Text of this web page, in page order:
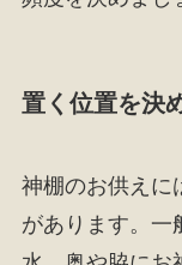
置く位置を決
神棚のお供えに
があります。一